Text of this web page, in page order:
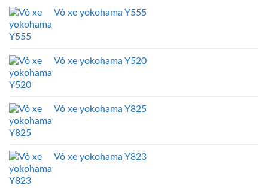
Vỏ xe yokohama Y555
Vỏ xe yokohama Y520
Vỏ xe yokohama Y825
Vỏ xe yokohama Y823